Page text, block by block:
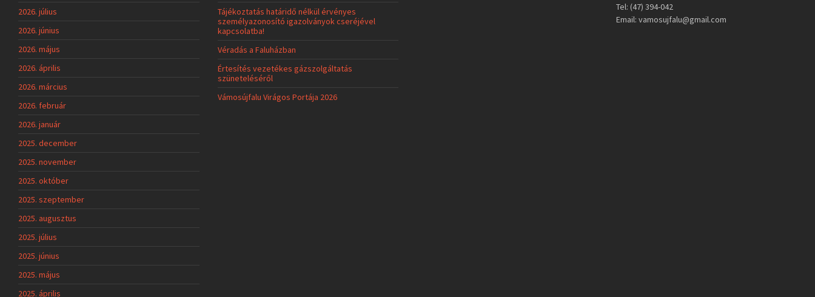
2026. július
2026. június
2026. május
2026. április
2026. március
2026. február
2026. január
2025. december
2025. november
2025. október
2025. szeptember
2025. augusztus
2025. július
2025. június
2025. május
2025. április
Tájékoztatás határidő nélkül érvényes
személyazonosító igazolványok cseréjével
kapcsolatba!
Véradás a Faluházban
Értesítés vezetékes gázszolgáltatás
szüneteléséről
Vámosújfalu Virágos Portája 2026
Tel: (47) 394-042
Email: vamosujfalu@gmail.com